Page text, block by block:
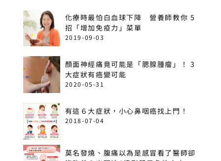
化療時最怕白血球下降 營養師教你 5
招「增加免疫力」菜單
2019-09-03
顏面神經痛竟可能是「腮腺腫瘤」！ 3
大症狀有癌變可能
2020-05-31
有這６大症狀，小心鼻咽癌找上門！
2018-07-04
莫名發燒、腹痛以為是感冒看了醫師卻